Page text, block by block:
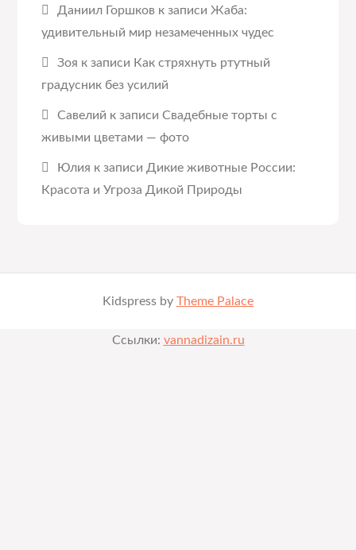
Даниил Горшков к записиЖаба:
удивительный мир незамеченных чудес
Зоя к записи Как стряхнуть ртутный
градусник без усилий
Савелий к записиСвадебные торты с
живыми цветами — фото
Юлия к записи Дикие животные России:
Красота и Угроза Дикой Природы
Kidspress by Theme Palace
Ссылки: vannadizain.ru